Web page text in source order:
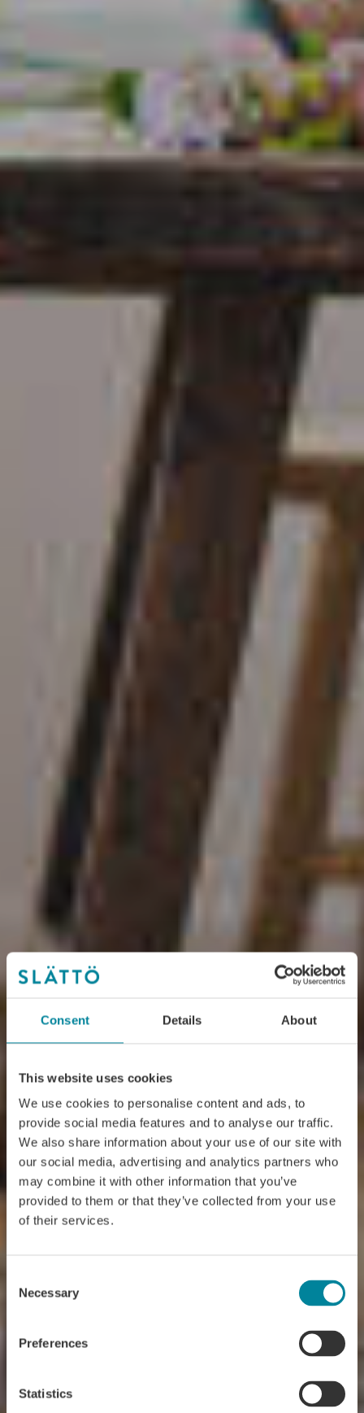
Consent Details About
This website uses cookies
We use cookies to personalise content and ads, to
provide social media features and to analyse our traffic.
We also share information about your use of our site with
our social media, advertising and analytics partners who
may combine it with other information that you’ve
provided to them or that they’ve collected from your use
of their services.
Selection
Necessary
Preferences
Statistics